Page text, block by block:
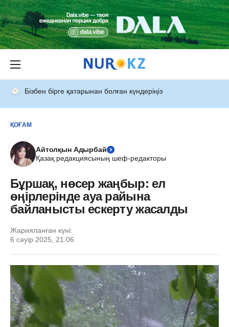
Бізбен бірге қатарынан болған күндеріңіз
ҚОҒАМ
Айтолқын Адырбай
Қазақ редакциясының шеф-редакторы
Бұршақ, нөсер жаңбыр: ел
өңірлерінде ауа райына
байланысты ескерту жасалды
Жарияланған күні:
6 сәуір 2025, 21:06